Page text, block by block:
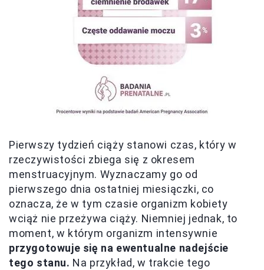
Pierwszy tydzień ciąży stanowi czas, który w
rzeczywistości zbiega się z okresem
menstruacyjnym. Wyznaczamy go od
pierwszego dnia ostatniej miesiączki, co
oznacza, że w tym czasie organizm kobiety
wciąż nie przeżywa ciąży. Niemniej jednak, to
moment, w którym organizm intensywnie
przygotowuje się na ewentualne nadejście
tego stanu. Na przykład, w trakcie tego